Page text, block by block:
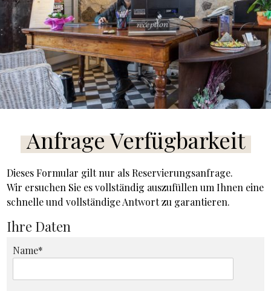
Verfügbarkeit prüfen
Informationsanfrage
Anfrage Verfügbarkeit
Dieses Formular gilt nur als Reservierungsanfrage.
Wir ersuchen Sie es vollständig auszufüllen um Ihnen eine
schnelle und vollständige Antwort zu garantieren.
Ihre Daten
Name*